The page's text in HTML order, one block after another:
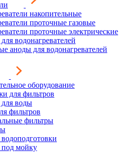
накопительные
проточные газовые
проточные электрические
водонагревателей
аноды для водонагревателей
оборудование
для фильтров
воды
фильтров
фильтры
мойку